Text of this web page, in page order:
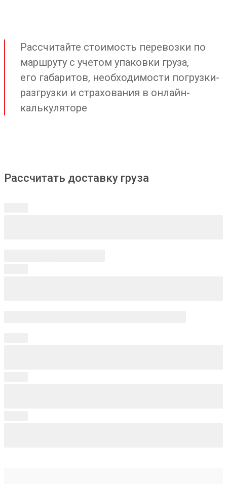
Рассчитайте стоимость перевозки по
маршруту с учетом упаковки груза,
его габаритов, необходимости погрузки-
разгрузки и страхования в онлайн-
калькуляторе
Рассчитать доставку груза